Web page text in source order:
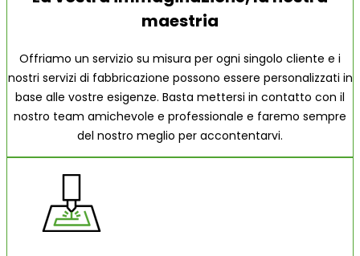
maestria
Offriamo un servizio su misura per ogni singolo cliente e i
nostri servizi di fabbricazione possono essere personalizzati in
base alle vostre esigenze. Basta mettersi in contatto con il
nostro team amichevole e professionale e faremo sempre
del nostro meglio per accontentarvi.